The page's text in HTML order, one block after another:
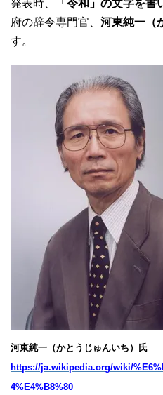
発表時、 「令和」の文字を書
府の辞令専門官、 河東純一（
す。
河東純一（かとうじゅんいち）氏
https://ja.wikipedia.org/wiki/
4%E4%B8%80